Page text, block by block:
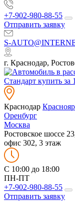
+7-902-980-88-55
Отправить заявку
S-
г. Краснодар,
Краснодар
Оренбург
Москва
Ростовское шоссе
офис 302, 3 этаж
C 10:00 до 18:00
ПН-ПТ
+7-902-980-88-55
Отправить заявку